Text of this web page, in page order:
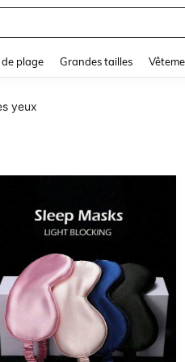
de plage Grandes tailles
yeux